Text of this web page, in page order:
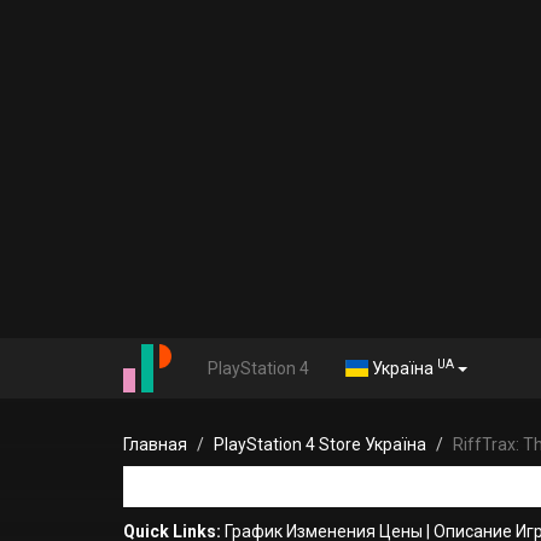
PlayStation 4 Україна UA
Главная PlayStation 4 Store Україна RiffTrax:
Quick Links: График Изменения Цены Описание